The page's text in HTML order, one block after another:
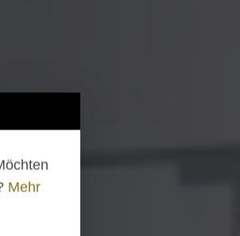
Mehr